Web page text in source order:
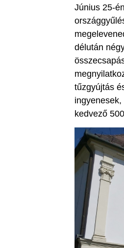
Június 25-
délután
tűzgyújtás
kedvező